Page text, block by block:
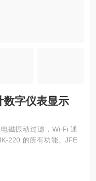
数字仪表显示
磁振动过滤，Wi-Fi 通
220 的所有功能。JFE